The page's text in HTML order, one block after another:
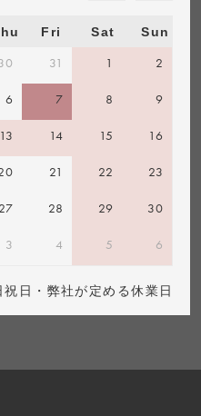
Fri Sat Sun
31 1 2
6 7 8 9
13 14 15 16
21 22 23
27 28 29 30
3 4 5 6
日・弊社が定める休業日